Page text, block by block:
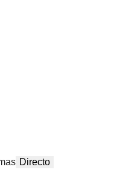
Directo